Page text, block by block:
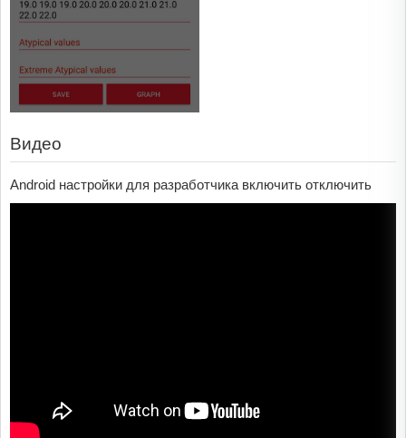
Видео
Android настройки для разработчика включить отключить